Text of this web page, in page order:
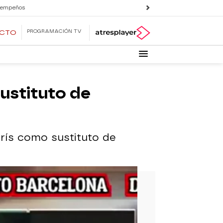
PROGRAMACIÓN TV
de
como sustituto de